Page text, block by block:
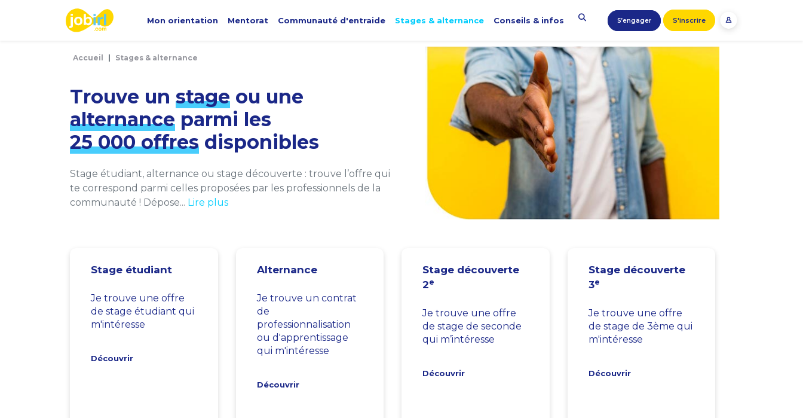
Mon orientation Mentorat Communauté d'entraide Stages & alternance Conseils & infos S’engager S'inscrire
Accueil Stages & alternance
Trouve un stage ou une
alternance parmi les
25 000 offres disponibles
Stage étudiant, alternance ou stage découverte : trouve l’offre qui
te correspond parmi celles proposées par les professionnels de la
communauté ! Dépose... Lire plus
Stage étudiant
Je trouve une offre
de stage étudiant qui
m'intéresse
Découvrir
Alternance
Je trouve un contrat
de
professionnalisation
ou d'apprentissage
qui m'intéresse
Découvrir
Stage découverte
2e
Je trouve une offre
de stage de seconde
qui m’intéresse
Découvrir
Stage découverte
3e
Je trouve une offre
de stage de 3ème qui
m'intéresse
Découvrir
Panneau de gestion des cookies